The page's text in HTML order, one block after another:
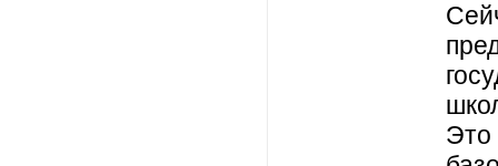
Это